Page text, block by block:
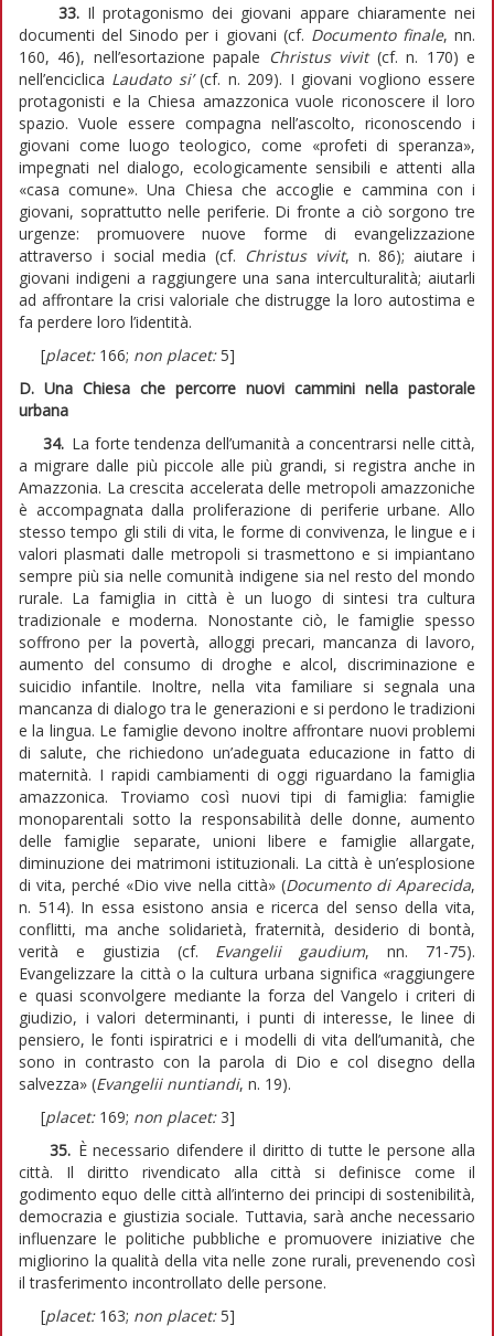
33. Il protagonismo dei giovani appare chiaramente nei
documenti del Sinodo per i giovani (cf. Documento finale, nn.
160, 46), nell’esortazione papale Christus vivit(cf. n. 170) e
nell’enciclica Laudato si’(cf. n. 209). I giovani vogliono essere
protagonisti e la Chiesa amazzonica vuole riconoscere il loro
spazio. Vuole essere compagna nell’ascolto, riconoscendo i
giovani come luogo teologico, come «profeti di speranza»,
impegnati nel dialogo, ecologicamente sensibili e attenti alla
«casa comune». Una Chiesa che accoglie e cammina con i
giovani, soprattutto nelle periferie. Di fronte a ciò sorgono tre
urgenze: promuovere nuove forme di evangelizzazione
attraverso i social media (cf. Christus vivit, n. 86); aiutare i
giovani indigeni a raggiungere una sana interculturalità; aiutarli
ad affrontare la crisi valoriale che distrugge la loro autostima e
fa perdere loro l’identità.
[placet: 166; non placet:5]
D. Una Chiesa che percorre nuovi cammini nella pastorale
urbana
34. La forte tendenza dell’umanità a concentrarsi nelle città,
a migrare dalle più piccole alle più grandi, si registra anche in
Amazzonia. La crescita accelerata delle metropoli amazzoniche
è accompagnata dalla proliferazione di periferie urbane. Allo
stesso tempo gli stili di vita, le forme di convivenza, le lingue e i
valori plasmati dalle metropoli si trasmettono e si impiantano
sempre più sia nelle comunità indigene sia nel resto del mondo
rurale. La famiglia in città è un luogo di sintesi tra cultura
tradizionale e moderna. Nonostante ciò, le famiglie spesso
soffrono per la povertà, alloggi precari, mancanza di lavoro,
aumento del consumo di droghe e alcol, discriminazione e
suicidio infantile. Inoltre, nella vita familiare si segnala una
mancanza di dialogo tra le generazioni e si perdono le tradizioni
e la lingua. Le famiglie devono inoltre affrontare nuovi problemi
di salute, che richiedono un’adeguata educazione in fatto di
maternità. I rapidi cambiamenti di oggi riguardano la famiglia
amazzonica. Troviamo così nuovi tipi di famiglia: famiglie
monoparentali sotto la responsabilità delle donne, aumento
delle famiglie separate, unioni libere e famiglie allargate,
diminuzione dei matrimoni istituzionali. La città è un’esplosione
di vita, perché «Dio vive nella città» (Documento di Aparecida,
n. 514). In essa esistono ansia e ricerca del senso della vita,
conflitti, ma anche solidarietà, fraternità, desiderio di bontà,
verità e giustizia (cf. Evangelii gaudium, nn. 71-75).
Evangelizzare la città o la cultura urbana significa «raggiungere
e quasi sconvolgere mediante la forza del Vangelo i criteri di
giudizio, i valori determinanti, i punti di interesse, le linee di
pensiero, le fonti ispiratrici e i modelli di vita dell’umanità, che
sono in contrasto con la parola di Dio e col disegno della
salvezza» (Evangelii nuntiandi, n. 19).
[placet: 169; non placet: 3]
35. È necessario difendere il diritto di tutte le persone alla
città. Il diritto rivendicato alla città si definisce come il
godimento equo delle città all’interno dei principi di sostenibilità,
democrazia e giustizia sociale. Tuttavia, sarà anche necessario
influenzare le politiche pubbliche e promuovere iniziative che
migliorino la qualità della vita nelle zone rurali, prevenendo così
il trasferimento incontrollato delle persone.
[placet: 163; non placet:5]